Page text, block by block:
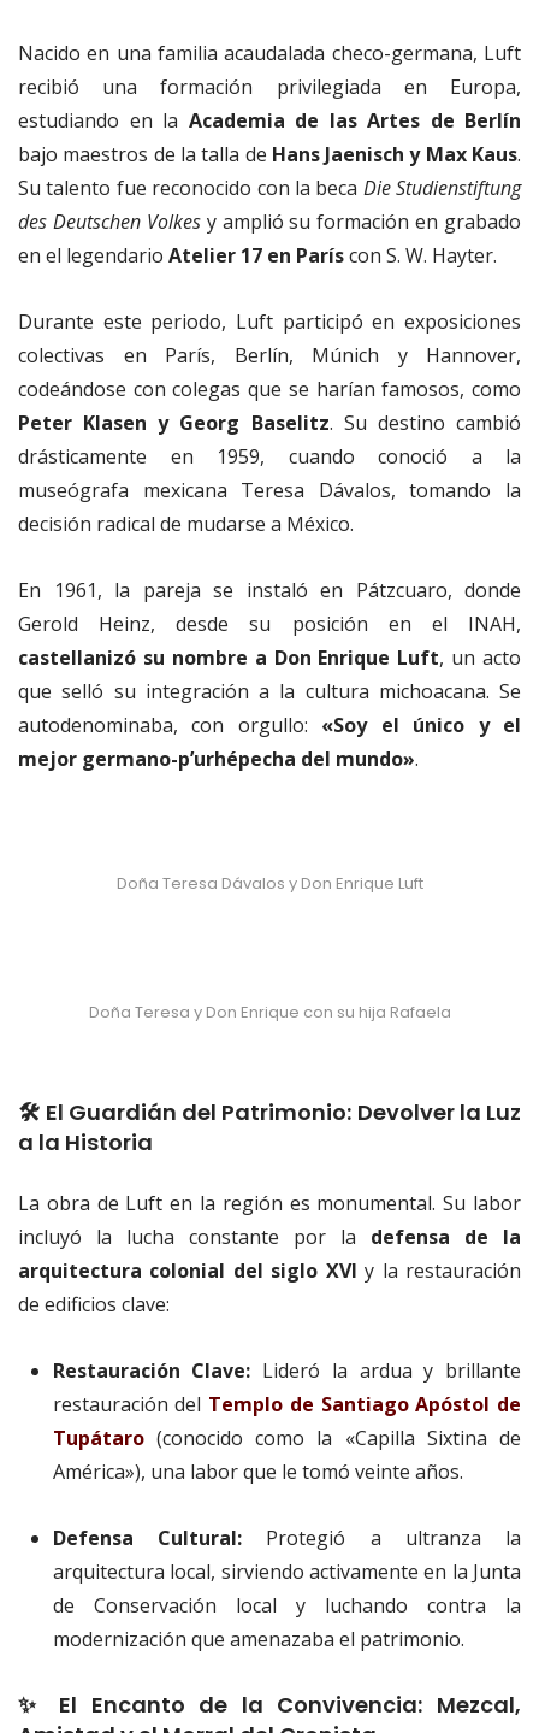
Nacido en una familia acaudalada checo-germana, Luft
recibió una formación privilegiada en Europa,
estudiando en la Academia de las Artes de Berlín
bajo maestros de la talla de Hans Jaenisch y Max Kaus.
Su talento fue reconocido con la beca Die Studienstiftung
des Deutschen Volkesy amplió su formación en grabado
en el legendario Atelier 17 en Paríscon S. W. Hayter.
Durante este periodo, Luft participó en exposiciones
colectivas en París, Berlín, Múnich y Hannover,
codeándose con colegas que se harían famosos, como
Peter Klasen y Georg Baselitz. Su destino cambió
drásticamente en 1959, cuando conoció a la
museógrafa mexicana Teresa Dávalos, tomando la
decisión radical de mudarse a México.
En 1961, la pareja se instaló en Pátzcuaro, donde
Gerold Heinz, desde su posición en el INAH,
castellanizó su nombre a Don Enrique Luft, un acto
que selló su integración a la cultura michoacana. Se
autodenominaba, con orgullo: «Soy el único y el
mejor germano-p’urhépecha del mundo».
Doña Teresa Dávalos y Don Enrique Luft
Doña Teresa y Don Enrique con su hija Rafaela
🛠️ El Guardián del Patrimonio: Devolver la Luz
a la Historia
La obra de Luft en la región es monumental. Su labor
incluyó la lucha constante por la defensa de la
arquitectura colonial del siglo XVI y la restauración
de edificios clave:
Restauración Clave: Lideró la ardua y brillante
restauración del Templo de Santiago Apóstol de
Tupátaro(conocido como la «Capilla Sixtina de
América»), una labor que le tomó veinte años.
Defensa Cultural: Protegió a ultranza la
arquitectura local, sirviendo activamente en la Junta
de Conservación local y luchando contra la
modernización que amenazaba el patrimonio.
✨ El Encanto de la Convivencia: Mezcal,